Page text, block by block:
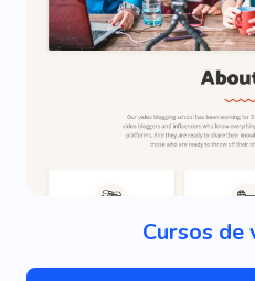
Cursos